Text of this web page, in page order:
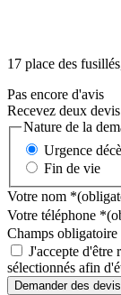
17 place des
Pas encore d'avis
Recevez deux
Nature de la
Urgence
Fin de vie
Votre nom *
Votre téléphone *
Champs obligatoire
J'accepte d'être
sélectionnés afin